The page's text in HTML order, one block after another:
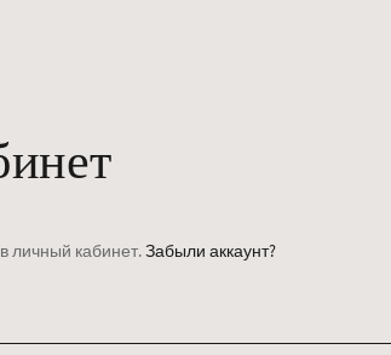
личный кабинет.Забыли аккаунт?